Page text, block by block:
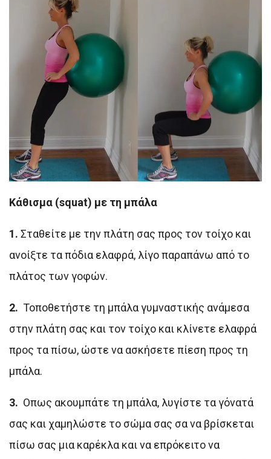
Κάθισμα (squat) με τη μπάλα
1. Σταθείτε με την πλάτη σας προς τον τοίχο και
ανοίξτε τα πόδια ελαφρά, λίγο παραπάνω από το
πλάτος των γοφών.
2. Τοποθετήστε τη μπάλα γυμναστικής ανάμεσα
στην πλάτη σας και τον τοίχο και κλίνετε ελαφρά
προς τα πίσω, ώστε να ασκήσετε πίεση προς τη
μπάλα.
3. Οπως ακουμπάτε τη μπάλα, λυγίστε τα γόνατά
σας και χαμηλώστε το σώμα σας σα να βρίσκεται
πίσω σας μια καρέκλα και να επρόκειτο να